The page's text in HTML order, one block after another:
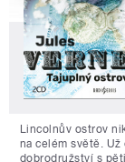
Lincolnův ostrov
na celém světě.
dobrodružství s